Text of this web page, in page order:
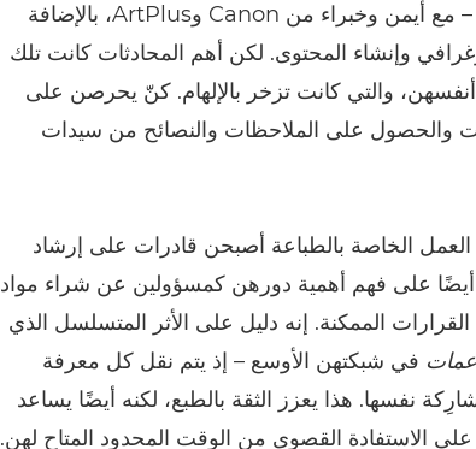
من النقاشات المفعمة بالحيوية – مع أيمن وخبراء من Canon وArtPlus، بالإضافة
وإنشاء المحتوى. لكن أهم المحادثات كانت تلك
والتي كانت تزخر بالإلهام. كنّ يحرصن على
والحصول على الملاحظات والنصائح من سيدات
الخاصة بالطباعة أصبحن قادرات على إرشاد
على فهم أهمية دورهن كمسؤولين عن شراء مواد
الممكنة. إنه دليل على الأثر المتسلسل الذي
في شبكتهن الأوسع – إذ يتم نقل كل معرفة
نفسها. هذا يعزز الثقة بالطبع، لكنه أيضًا يساعد
الاستفادة القصوى من الوقت المحدود المتاح لهن.